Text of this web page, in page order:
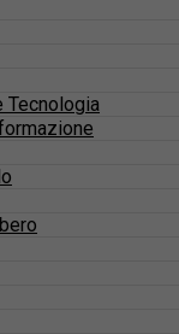
Tecnologia